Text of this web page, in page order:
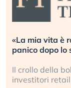
«La mia vita è
panico dopo lo
Il crollo della
investitori